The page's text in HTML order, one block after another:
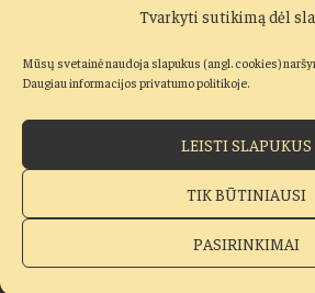
Tvarkyti sutikimą dėl
Mūsų svetainė naudoja slapukus (angl. cookies)
Daugiau informacijos privatumo politikoje.
LEISTI SLAPUKUS
TIK BŪTINIAUSI
PASIRINKIMAI
Ludoturris
Visos teisės saugomos © 2019–2026
gama“
Pirkimo taisyklės